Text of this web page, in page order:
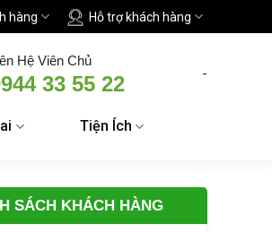
hàng Hỗ trợ khách hàng
Hệ Viên Chủ
33 55 22 -
Tiện Ích
SÁCH KHÁCH HÀNG